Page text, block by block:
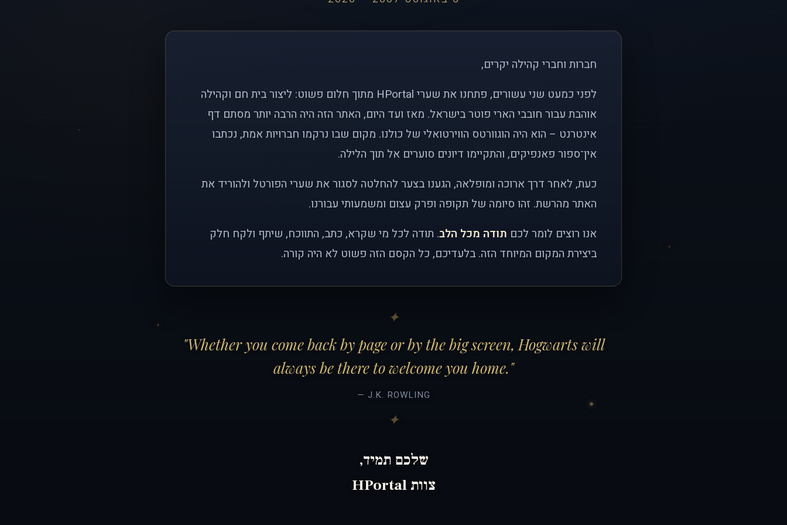
חברות וחברי קהילה יקרים,
לפני כמעט שני עשורים, פתחנו את שערי HPortal מתוך חלום פשוט: ליצור בית חם וקהילה
אוהבת עבור חובבי הארי פוטר בישראל. מאז ועד היום, האתר הזה היה הרבה יותר מסתם דף
אינטרנט – הוא היה הוגוורטס הווירטואלי של כולנו. מקום שבו נרקמו חברויות אמת, נכתבו
אין־ספור פאנפיקים, והתקיימו דיונים סוערים אל תוך הלילה.
כעת, לאחר דרך ארוכה ומופלאה, הגענו בצער להחלטה לסגור את שערי הפורטל ולהוריד את
האתר מהרשת. זהו סיומה של תקופה ופרק עצום ומשמעותי עבורנו.
אנו רוצים לומר לכם תודה מכל הלב. תודה לכל מי שקרא, כתב, התווכח, שיתף ולקח חלק
ביצירת המקום המיוחד הזה. בלעדיכם, כל הקסם הזה פשוט לא היה קורה.
"Whether you come back by page or by the big screen, Hogwarts will
always be there to welcome you home."
— J.K. ROWLING
שלכם תמיד,
צוות HPortal